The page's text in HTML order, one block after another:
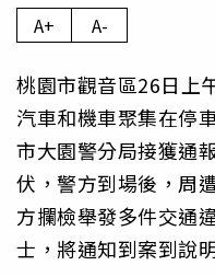
A+ A-
桃園市觀音區26日上
汽車和機車聚集在停
市大園警分局接獲通
伏，警方到場後，周
方攔檢舉發多件交通
士，將通知到案到說